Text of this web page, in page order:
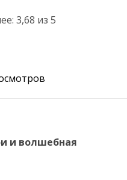
d
n
as
s
ki
e
m
3,68 из 5
и волшебная